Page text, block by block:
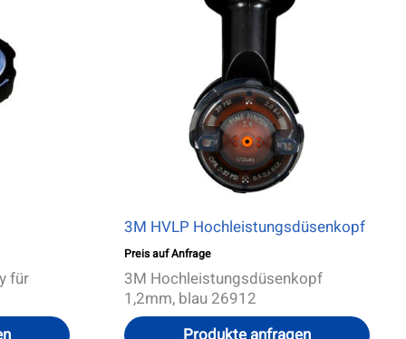
für
3M HVLP Hochleistungsdüsenkopf
Preis auf Anfrage
3M Hochleistungsdüsenkopf
1,2mm, blau 26912